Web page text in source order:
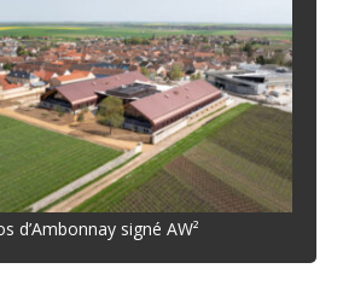
d’Ambonnay signé AW²